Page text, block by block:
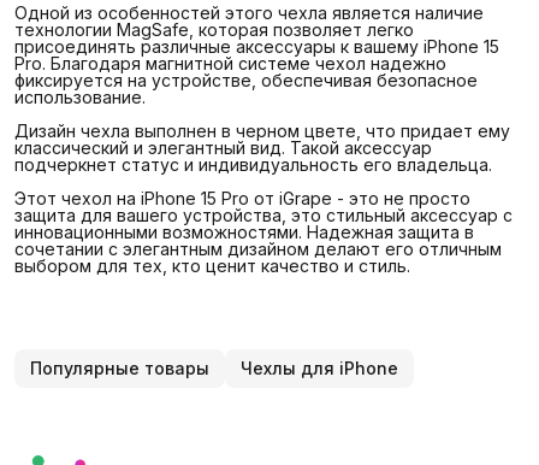
Одной из особенностей этого чехла является наличие
технологии MagSafe, которая позволяет легко
присоединять различные аксессуары к вашему iPhone 15
Pro. Благодаря магнитной системе чехол надежно
фиксируется на устройстве, обеспечивая безопасное
использование.
Дизайн чехла выполнен в черном цвете, что придает ему
классический и элегантный вид. Такой аксессуар
подчеркнет статус и индивидуальность его владельца.
Этот чехол на iPhone 15 Pro от iGrape - это не просто
защита для вашего устройства, это стильный аксессуар с
инновационными возможностями. Надежная защита в
сочетании с элегантным дизайном делают его отличным
выбором для тех, кто ценит качество и стиль.
Популярные товары Чехлы для iPhone